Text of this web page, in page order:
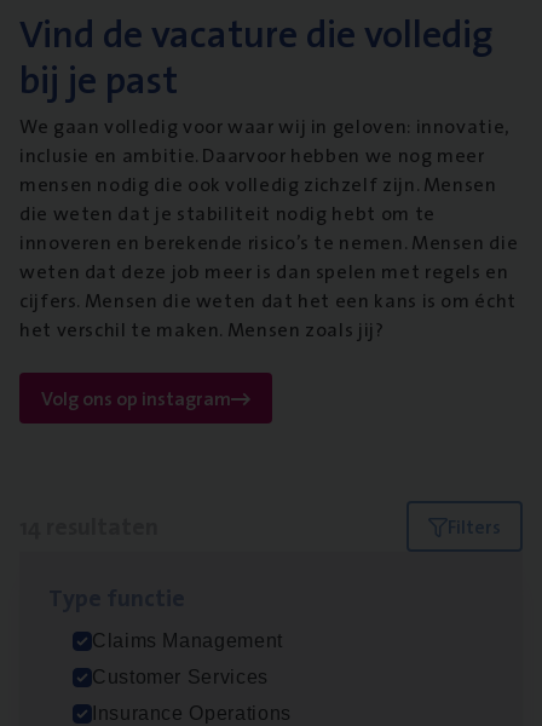
Vind de vacature die volledig
bij je past
We gaan volledig voor waar wij in geloven: innovatie,
inclusie en ambitie. Daarvoor hebben we nog meer
mensen nodig die ook volledig zichzelf zijn. Mensen
die weten dat je stabiliteit nodig hebt om te
innoveren en berekende risico’s te nemen. Mensen die
weten dat deze job meer is dan spelen met regels en
cijfers. Mensen die weten dat het een kans is om écht
het verschil te maken. Mensen zoals jij?
Volg ons op instagram
Filters
Claims Management
Customer Services
Insurance Operations
Scha­de­be­heer­der verzekeringen
Claims Management
Sint-Niklaas/Temse